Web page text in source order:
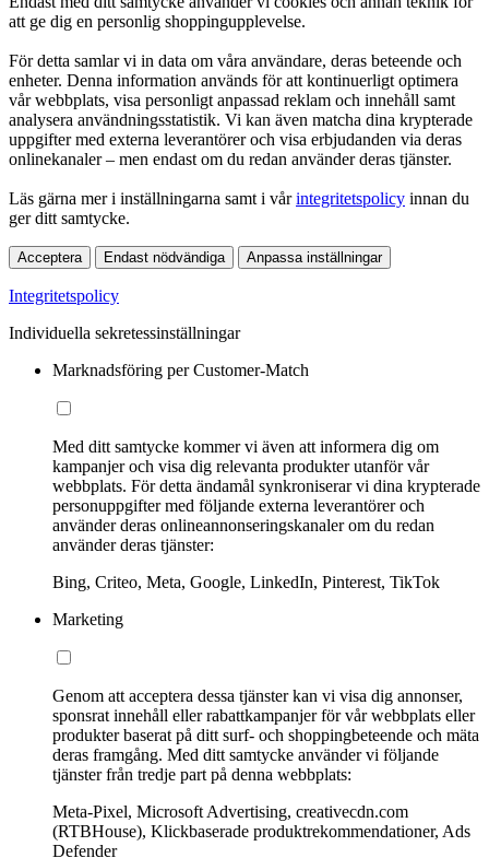
att ge dig en personlig shoppingupplevelse.
För detta samlar vi in data om våra användare, deras beteende och
enheter. Denna information används för att kontinuerligt optimera
vår webbplats, visa personligt anpassad reklam och innehåll samt
analysera användningsstatistik. Vi kan även matcha dina krypterade
uppgifter med externa leverantörer och visa erbjudanden via deras
onlinekanaler – men endast om du redan använder deras tjänster.
Läs gärna mer i inställningarna samt i vårintegritetspolicy innan du
ger ditt samtycke.
Acceptera Endast nödvändiga Anpassa inställningar
Integritetspolicy
Individuella sekretessinställningar
Marknadsföring per Customer-Match
Med ditt samtycke kommer vi även att informera dig om
kampanjer och visa dig relevanta produkter utanför vår
webbplats. För detta ändamål synkroniserar vi dina krypterade
personuppgifter med följande externa leverantörer och
använder deras onlineannonseringskanaler om du redan
använder deras tjänster:
Bing, Criteo, Meta, Google, LinkedIn, Pinterest, TikTok
Marketing
Genom att acceptera dessa tjänster kan vi visa dig annonser,
sponsrat innehåll eller rabattkampanjer för vår webbplats eller
produkter baserat på ditt surf- och shoppingbeteende och mäta
deras framgång. Med ditt samtycke använder vi följande
tjänster från tredje part på denna webbplats:
Meta-Pixel, Microsoft Advertising, creativecdn.com
(RTBHouse), Klickbaserade produktrekommendationer, Ads
Defender